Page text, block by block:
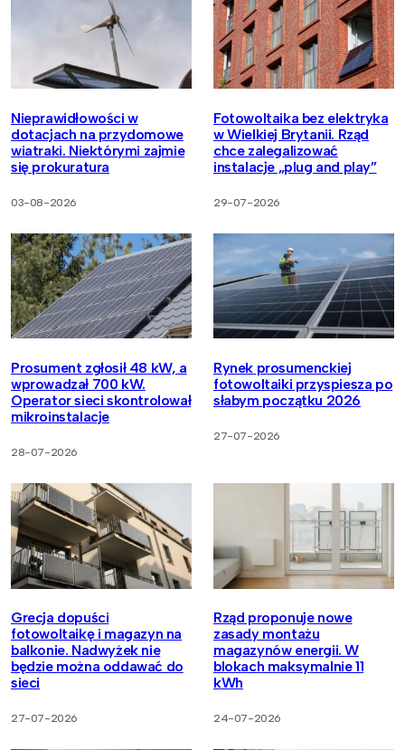
Nieprawidłowości w
dotacjach na przydomowe
wiatraki. Niektórymi zajmie
się prokuratura
03-08-2026
Fotowoltaika bez elektryka
w Wielkiej Brytanii. Rząd
chce zalegalizować
instalacje „plug and play”
29-07-2026
Prosument zgłosił 48 kW, a
wprowadzał 700 kW.
Operator sieci skontrolował
mikroinstalacje
28-07-2026
Rynek prosumenckiej
fotowoltaiki przyspiesza po
słabym początku 2026
27-07-2026
Grecja dopuści
fotowoltaikę i magazyn na
balkonie. Nadwyżek nie
będzie można oddawać do
sieci
27-07-2026
Rząd proponuje nowe
zasady montażu
magazynów energii. W
blokach maksymalnie 11
kWh
24-07-2026